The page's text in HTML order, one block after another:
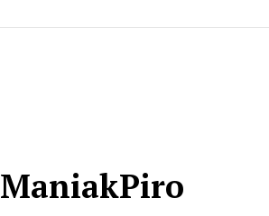
ManiakPiro